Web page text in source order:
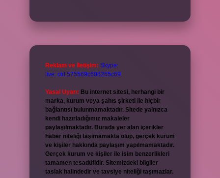
Reklam ve İletişim: Skype:
live:.cid.575569c608265c69
Yasal Uyarı: Bu internet sitesi, herhangi bir
marka, kurum veya şahıs şirketi ile hiçbir
bağlantısı bulunmamaktadır. Sitede yalnızca
kendi hazırladığımız makaleler
paylaşılmaktadır. Burada yer alan içerikler
haber niteliği taşımamakta olup, gerçek kurum
ve kişiler hakkında paylaşım yapılmamaktadır.
Gerçek kurum ve kişiler ile isim benzerlikleri
tamamen tesadüfidir. Sitemizdeki bilgiler
taslak halindedir ve tavsiye niteliği taşımazlar.